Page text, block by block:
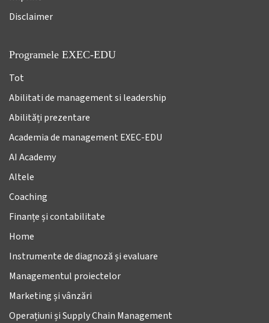
Disclaimer
Programele EXEC-EDU
Tot
Abilitati de management si leadership
Abilități prezentare
Academia de management EXEC-EDU
AI Academy
Altele
Coaching
Finanțe și contabilitate
Home
Instrumente de diagnoză și evaluare
Managementul proiectelor
Marketing și vânzări
Operațiuni și Supply Chain Management